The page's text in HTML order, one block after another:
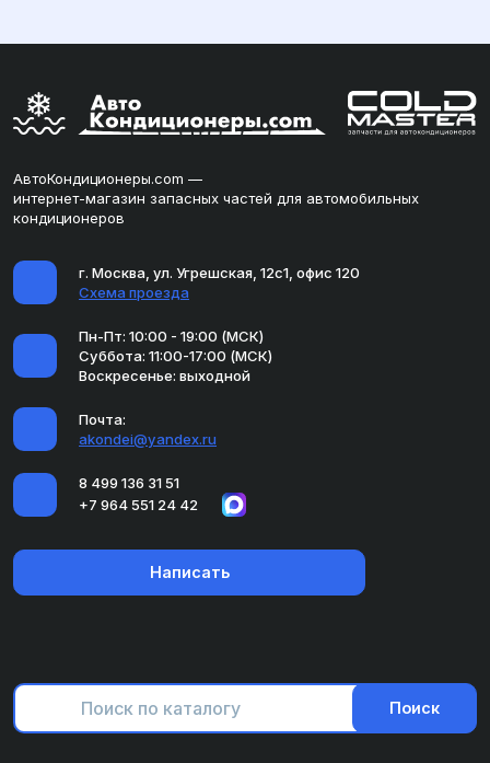
АвтоКондиционеры.com —
интернет-магазин запасных частей для автомобильных
кондиционеров
г. Москва, ул. Угрешская, 12с1, офис 120
Схема проезда
Пн-Пт: 10:00 - 19:00 (МСК)
Суббота: 11:00-17:00 (МСК)
Воскресенье: выходной
Почта:
akondei@yandex.ru
8 499 136 31 51
+7 964 551 24 42
Написать
Поиск